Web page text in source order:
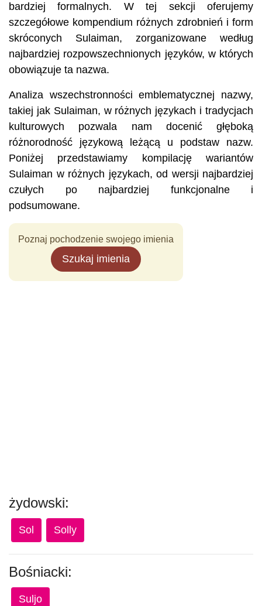
bardziej formalnych. W tej sekcji oferujemy
szczegółowe kompendium różnych zdrobnień i form
skróconych Sulaiman, zorganizowane według
najbardziej rozpowszechnionych języków, w których
obowiązuje ta nazwa.
Analiza wszechstronności emblematycznej nazwy,
takiej jak Sulaiman, w różnych językach i tradycjach
kulturowych pozwala nam docenić głęboką
różnorodność językową leżącą u podstaw nazw.
Poniżej przedstawiamy kompilację wariantów
Sulaiman w różnych językach, od wersji najbardziej
czułych po najbardziej funkcjonalne i
podsumowane.
Poznaj pochodzenie swojego imienia
Szukaj imienia
żydowski:
Sol Solly
Bośniacki:
Suljo